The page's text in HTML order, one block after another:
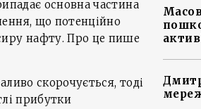
основна частина
що потенційно
нафту. Про це пише
скорочується, тоді
прибутки